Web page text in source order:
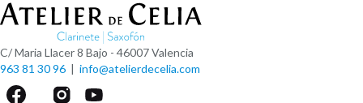
C/ Maria Llacer 8 Bajo - 46007 Valencia
963 81 30 96 | info@atelierdecelia.com